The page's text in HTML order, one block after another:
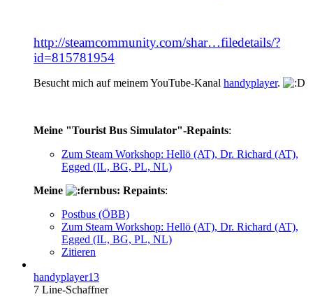
http://steamcommunity.com/shar…filedetails/?
id=815781954
Besucht mich auf meinem YouTube-Kanal handyplayer.
Meine "Tourist Bus Simulator"-Repaints:
Zum Steam Workshop: Hellö (AT), Dr. Richard (AT),
Egged (IL, BG, PL, NL)
Meine
Repaints:
Postbus (ÖBB)
Zum Steam Workshop: Hellö (AT), Dr. Richard (AT),
Egged (IL, BG, PL, NL)
Zitieren
handyplayer13
7 Line-Schaffner